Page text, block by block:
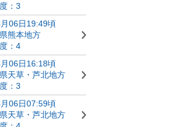
：3
06日19:49頃
熊本地方
：4
06日16:18頃
天草・芦北地方
：3
06日07:59頃
天草・芦北地方